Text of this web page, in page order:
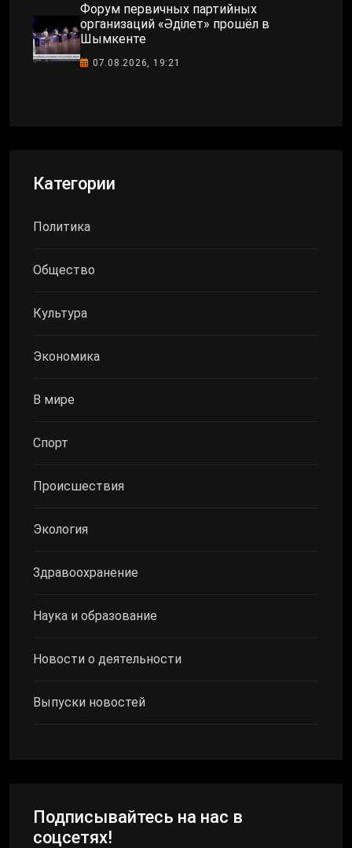
Форум первичных партийных
организаций «Әділет» прошёл в
Шымкенте
07.08.2026, 19:21
Категории
Политика
Общество
Культура
Экономика
В мире
Спорт
Происшествия
Экология
Здравоохранение
Наука и образование
Новости о деятельности
Выпуски новостей
Подписывайтесь на нас в
соцсетях!